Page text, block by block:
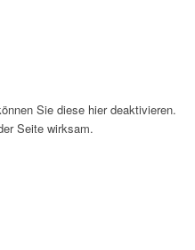
Sie diese hier deaktivieren.
Seite wirksam.